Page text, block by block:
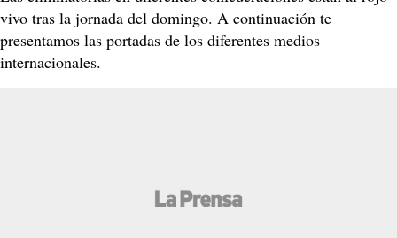
vivo tras la jornada del domingo. A continuación te
presentamos las portadas de los diferentes medios
internacionales.